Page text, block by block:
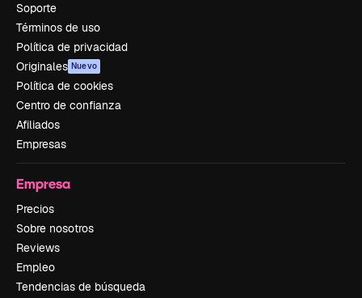
Soporte
Términos de uso
Política de privacidad
Originales Nuevo
Política de cookies
Centro de confianza
Afiliados
Empresas
Empresa
Precios
Sobre nosotros
Reviews
Empleo
Tendencias de búsqueda